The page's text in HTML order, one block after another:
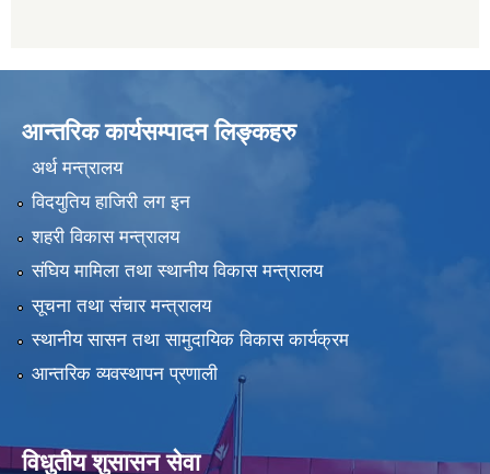
आन्तरिक कार्यसम्पादन लिङ्कहरु
अर्थ मन्त्रालय
विदयुतिय हाजिरी लग इन
शहरी विकास मन्त्रालय
संघिय मामिला तथा स्थानीय विकास मन्त्रालय
सूचना तथा संचार मन्त्रालय
स्थानीय सासन तथा सामुदायिक विकास कार्यक्रम
आन्तरिक व्यवस्थापन प्रणाली
विधुतीय शुसासन सेवा